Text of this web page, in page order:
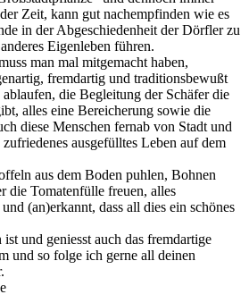
Zeit, kann gut nachempfinden wie es
in der Abgeschiedenheit der Dörfler zu
Eigenleben führen.
man mal mitgemacht haben,
fremdartig und traditionsbewußt
die Begleitung der Schäfer die
alles eine Bereicherung sowie die
diese Menschen fernab von Stadt und
ausgefülltes Leben auf dem
aus dem Boden puhlen, Bohnen
die Tomatenfülle freuen, alles
(an)erkannt, dass all dies ein schönes
und geniesst auch das fremdartige
und so folge ich gerne all deinen